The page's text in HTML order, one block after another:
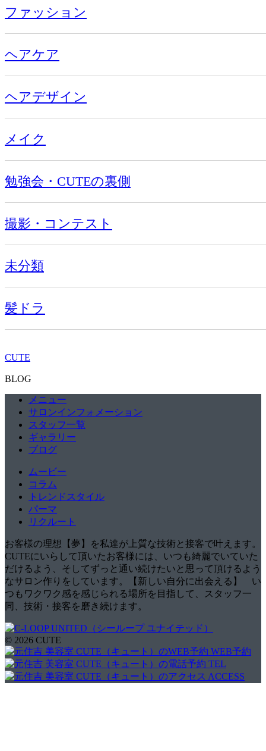
ファッション
ヘアケア
ヘアデザイン
メイク
勉強会・CUTEの裏側
撮影・コンテスト
未分類
髪ドラ
CUTE
BLOG
メニュー
サロンインフォメーション
スタッフ一覧
ギャラリー
ブログ
ムービー
コラム
トレンドスタイル
パーマ
リクルート
お客様の理想【夢】を私達が上質な技術と接客で叶えます。
CUTEにいらして頂いたお客様には、いつも綺麗でいていた
だけるよう、そしてずっと通い続けたいと思って頂けるよう
なサロン作りをしています。【新しい自分に出会える】 い
つもワクワク感を感じられる場所を目指して、スタッフ一
同、技術・接客を磨き続けます。
© 2026 CUTE
WEB予約
TEL
ACCESS